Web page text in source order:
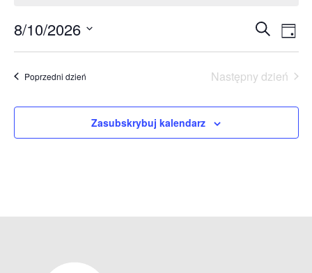
SzukajDzień
8/10/2026
Wybierz
datę.Poprzedni dzień Następny dzień
Zasubskrybuj kalendarz